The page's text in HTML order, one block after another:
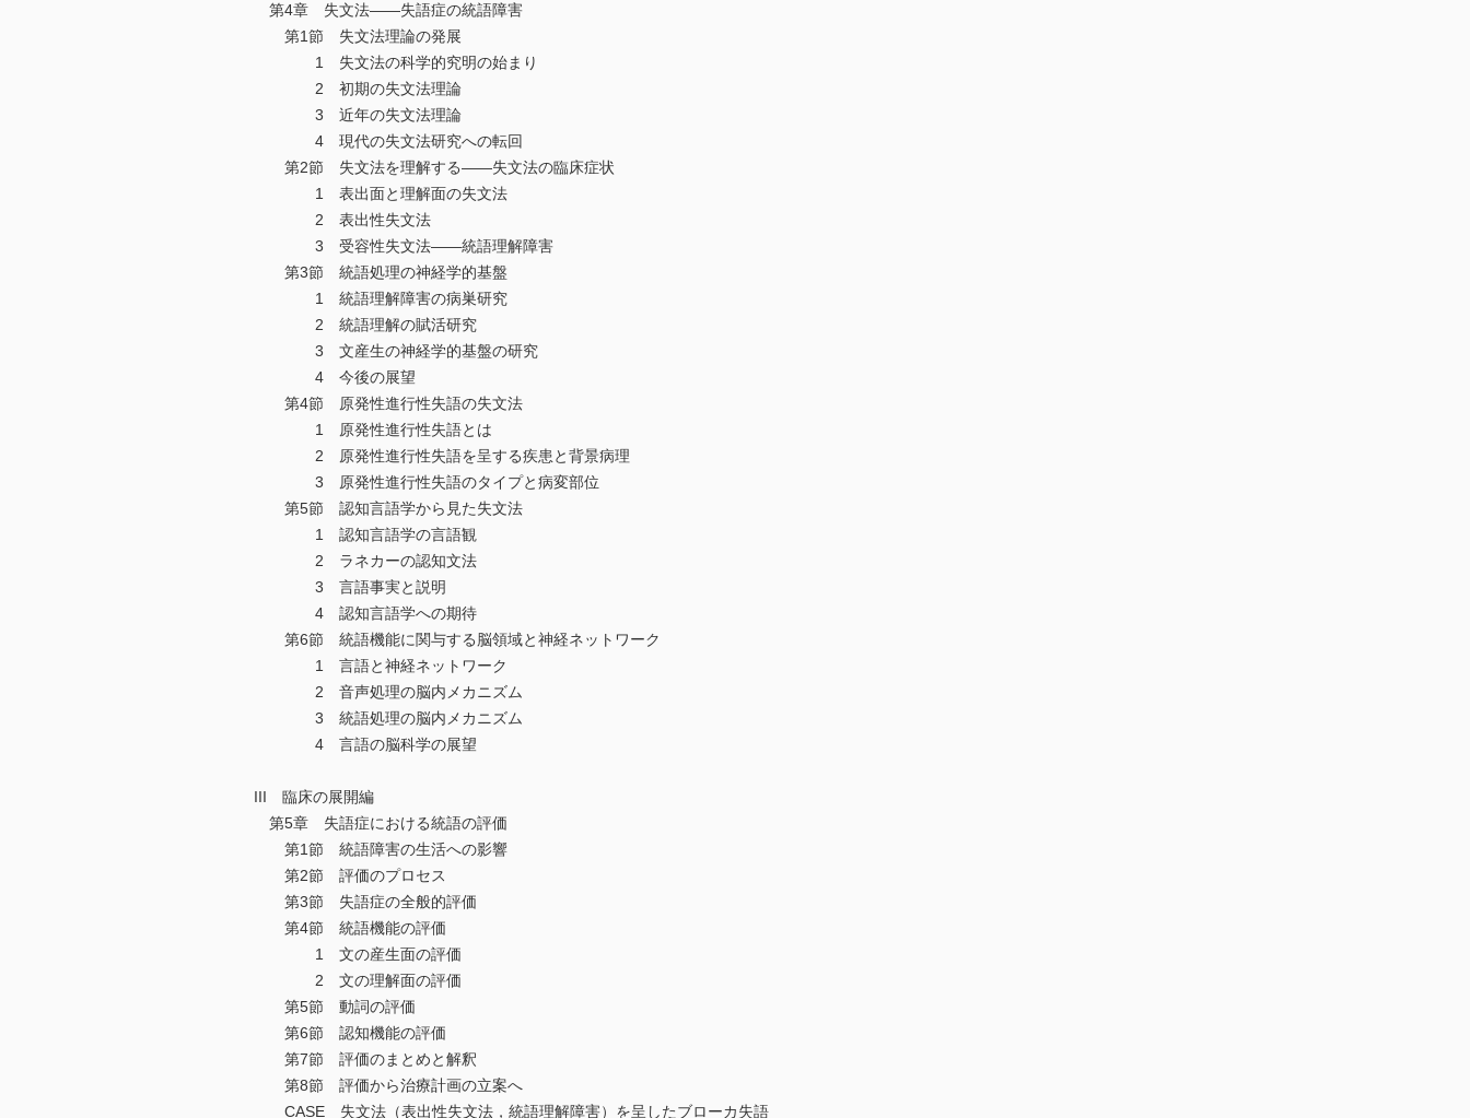
第4章 失文法――失語症の統語障害
第1節 失文法理論の発展
1 失文法の科学的究明の始まり
2 初期の失文法理論
3 近年の失文法理論
4 現代の失文法研究への転回
第2節 失文法を理解する――失文法の臨床症状
1 表出面と理解面の失文法
2 表出性失文法
3 受容性失文法――統語理解障害
第3節 統語処理の神経学的基盤
1 統語理解障害の病巣研究
2 統語理解の賦活研究
3 文産生の神経学的基盤の研究
4 今後の展望
第4節 原発性進行性失語の失文法
1 原発性進行性失語とは
2 原発性進行性失語を呈する疾患と背景病理
3 原発性進行性失語のタイプと病変部位
第5節 認知言語学から見た失文法
1 認知言語学の言語観
2 ラネカーの認知文法
3 言語事実と説明
4 認知言語学への期待
第6節 統語機能に関与する脳領域と神経ネットワーク
1 言語と神経ネットワーク
2 音声処理の脳内メカニズム
3 統語処理の脳内メカニズム
4 言語の脳科学の展望
III 臨床の展開編
第5章 失語症における統語の評価
第1節 統語障害の生活への影響
第2節 評価のプロセス
第3節 失語症の全般的評価
第4節 統語機能の評価
1 文の産生面の評価
2 文の理解面の評価
第5節 動詞の評価
第6節 認知機能の評価
第7節 評価のまとめと解釈
第8節 評価から治療計画の立案へ
CASE 失文法（表出性失文法，統語理解障害）を呈したブローカ失語